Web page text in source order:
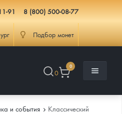
91 8 (800) 500-08-77
Подбор монет
0
0
и события
Классический